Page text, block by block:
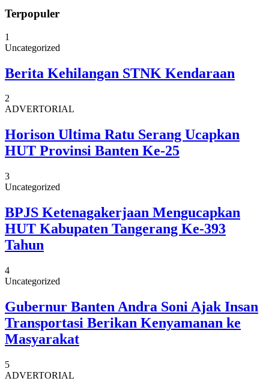
Terpopuler
1
Uncategorized
Berita Kehilangan STNK Kendaraan
2
ADVERTORIAL
Horison Ultima Ratu Serang Ucapkan
HUT Provinsi Banten Ke-25
3
Uncategorized
BPJS Ketenagakerjaan Mengucapkan
HUT Kabupaten Tangerang Ke-393
Tahun
4
Uncategorized
Gubernur Banten Andra Soni Ajak Insan
Transportasi Berikan Kenyamanan ke
Masyarakat
5
ADVERTORIAL